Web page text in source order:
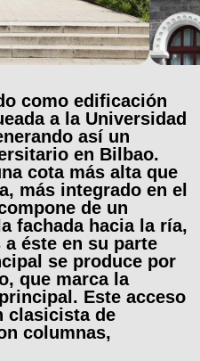
como edificación
a la Universidad
así un
en Bilbao.
cota más alta que
más integrado en el
de un
fachada hacia la ría,
éste en su parte
se produce por
que marca la
Este acceso
clasicista de
columnas,